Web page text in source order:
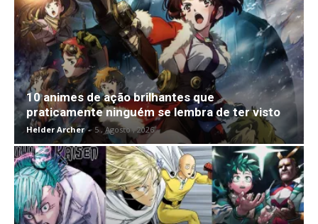
10 animes de ação brilhantes que
praticamente ninguém se lembra de ter visto
Helder Archer - 5 , Agosto , 2026